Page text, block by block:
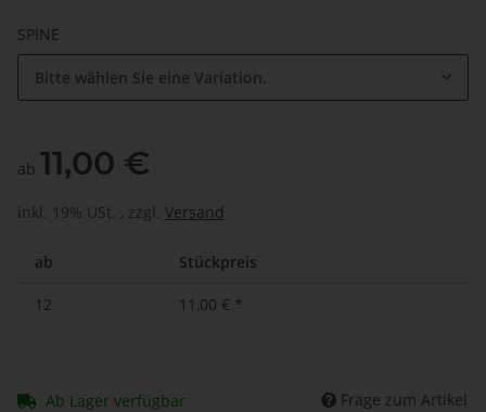
SPINE
Bitte wählen Sie eine Variation.
ab 11,00 €
inkl. 19% USt. , zzgl. Versand
ab Stückpreis
12 11,00 € *
Ab Lager verfügbar Frage zum Artikel